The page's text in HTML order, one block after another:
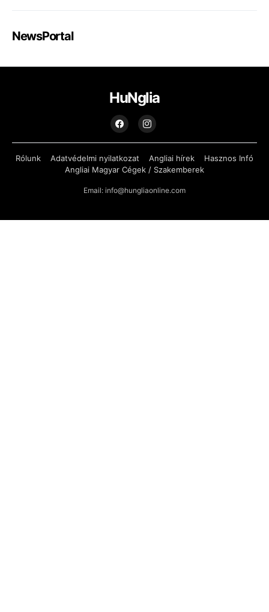
NewsPortal
HuNglia
Rólunk Adatvédelmi nyilatkozat Angliai hírek
Hasznos Infó
Angliai Magyar Cégek / Szakemberek
Email: info@hungliaonline.com